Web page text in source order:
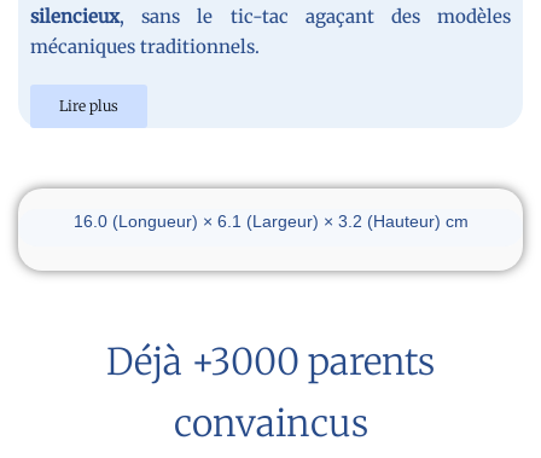
silencieux, sans le tic-tac agaçant des modèles
mécaniques traditionnels.
Lire plus
Dimensions du réveil
16.0 (Longueur) × 6.1 (Largeur) × 3.2 (Hauteur) cm
Déjà +3000 parents
convaincus